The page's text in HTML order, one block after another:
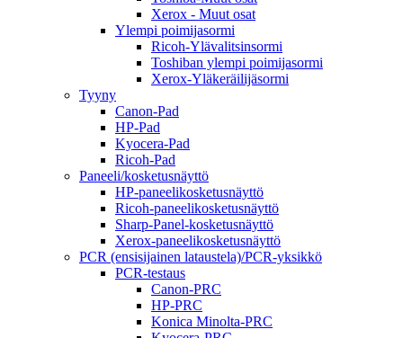
Xerox - Muut osat
Ylempi poimijasormi
Ricoh-Ylävalitsinsormi
Toshiban ylempi poimijasormi
Xerox-Yläkeräilijäsormi
Tyyny
Canon-Pad
HP-Pad
Kyocera-Pad
Ricoh-Pad
Paneeli/kosketusnäyttö
HP-paneelikosketusnäyttö
Ricoh-paneelikosketusnäyttö
Sharp-Panel-kosketusnäyttö
Xerox-paneelikosketusnäyttö
PCR (ensisijainen lataustela)/PCR-yksikkö
PCR-testaus
Canon-PRC
HP-PRC
Konica Minolta-PRC